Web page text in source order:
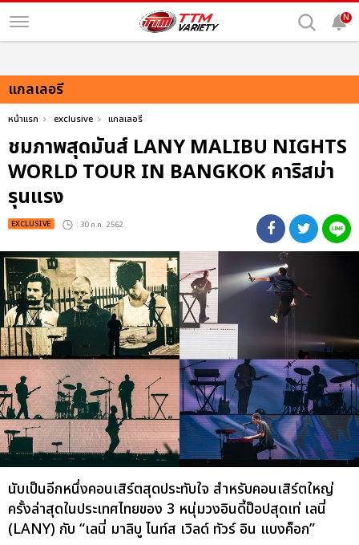
N
แกลเลอรี
หน้าแรก exclusive แกลเลอรี
ชมภาพสุดมันส์ LANY MALIBU NIGHTS
WORLD TOUR IN BANGKOK คาริสม่า
รุนแรง
EXCLUSIVE : 30 ก.ค. 2562
นับเป็นอีกหนึ่งคอนเสิร์ตสุดประทับใจ สำหรับคอนเสิร์ตใหญ่
ครั้งล่าสุดในประเทศไทยของ 3 หนุ่มวงอินดี้ป็อปสุดเท่ เลนี่
(LANY) กับ “เลนี่ มาลิบู ไนท์ส เวิลด์ ทัวร์ อิน แบงค็อก”